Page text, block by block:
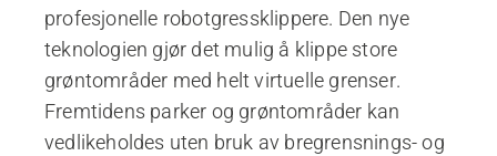
profesjonelle robotgressklippere. Den nye
teknologien gjør det mulig å klippe store
grøntområder med helt virtuelle grenser.
Fremtidens parker og grøntområder kan
vedlikeholdes uten bruk av bregrensnings- og